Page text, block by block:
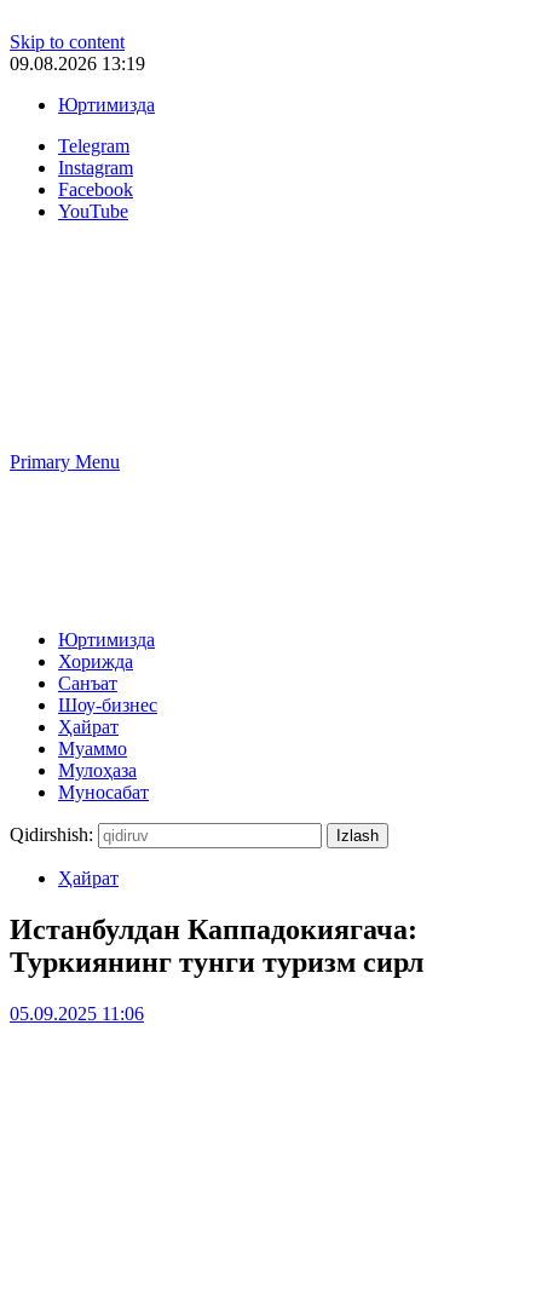
Skip to content
09.08.2026 13:19
Юртимизда
Telegram
Instagram
Facebook
YouTube
Primary Menu
Юртимизда
Хорижда
Санъат
Шоу-бизнес
Ҳайрат
Муаммо
Мулоҳаза
Муносабат
Qidirshish:
Ҳайрат
Истанбулдан Каппадокиягача:
Туркиянинг тунги туризм сирл
05.09.2025 11:06